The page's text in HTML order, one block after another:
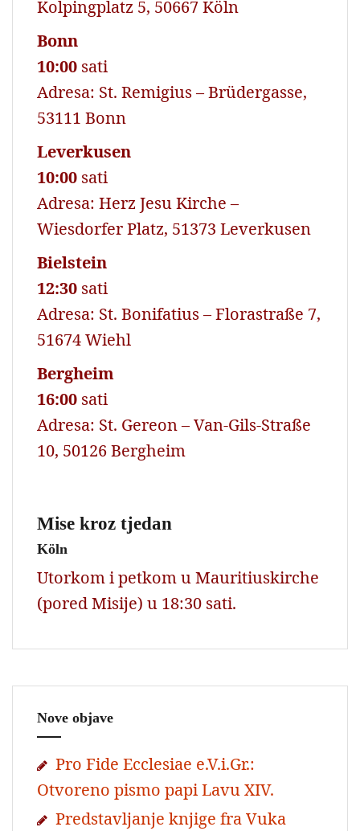
Kolpingplatz 5, 50667 Köln
Bonn
10:00 sati
Adresa: St. Remigius – Brüdergasse,
53111 Bonn
Leverkusen
10:00 sati
Adresa: Herz Jesu Kirche –
Wiesdorfer Platz, 51373 Leverkusen
Bielstein
12:30 sati
Adresa: St. Bonifatius – Florastraße 7,
51674 Wiehl
Bergheim
16:00 sati
Adresa: St. Gereon – Van-Gils-Straße
10, 50126 Bergheim
Mise kroz tjedan
Köln
Utorkom i petkom u Mauritiuskirche
(pored Misije) u 18:30 sati.
Nove objave
Pro Fide Ecclesiae e.V.i.Gr.:
Otvoreno pismo papi Lavu XIV.
Predstavljanje knjige fra Vuka